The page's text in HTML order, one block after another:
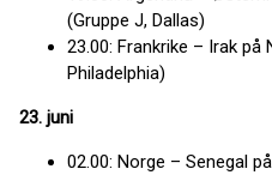
(Gruppe J, Dallas)
23.00: Frankrike – Irak på
Philadelphia)
23. juni
02.00: Norge – Senegal